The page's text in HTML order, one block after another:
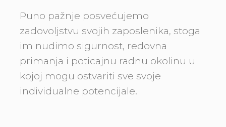
Puno pažnje posvećujemo
zadovoljstvu svojih zaposlenika, stoga
im nudimo sigurnost, redovna
primanja i poticajnu radnu okolinu u
kojoj mogu ostvariti sve svoje
individualne potencijale.